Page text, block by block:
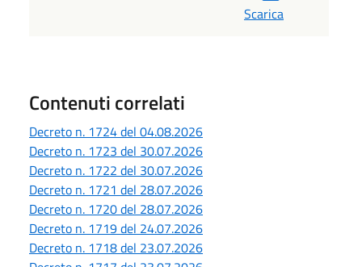
Scarica
Contenuti correlati
Decreto n. 1724 del 04.08.2026
Decreto n. 1723 del 30.07.2026
Decreto n. 1722 del 30.07.2026
Decreto n. 1721 del 28.07.2026
Decreto n. 1720 del 28.07.2026
Decreto n. 1719 del 24.07.2026
Decreto n. 1718 del 23.07.2026